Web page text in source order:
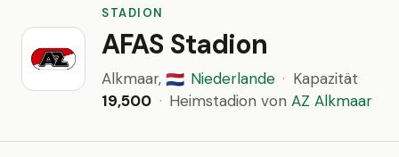
STADION
AFAS Stadion
Alkmaar, 🇳🇱 Niederlande · Kapazität
19,500 · Heimstadion von AZ Alkmaar